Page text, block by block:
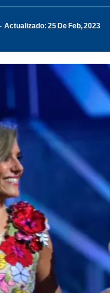
Actualizado: 25 De Feb, 2023